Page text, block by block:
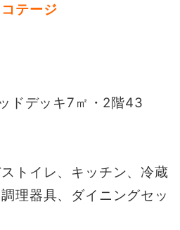
テージ
ドデッキ7㎡・2階43
ストイレ、キッチン、冷蔵
理器具、ダイニングセッ